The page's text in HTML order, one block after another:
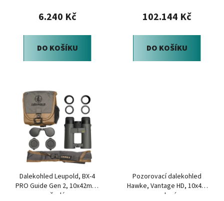
6.240 Kč
DO KOŠÍKU
102.144 Kč
DO KOŠÍKU
Dalekohled Leupold, BX-4
PRO Guide Gen 2, 10x42mm,
šedá
Pozorovací dalekohled
Hawke, Vantage HD, 10x42,
zelený